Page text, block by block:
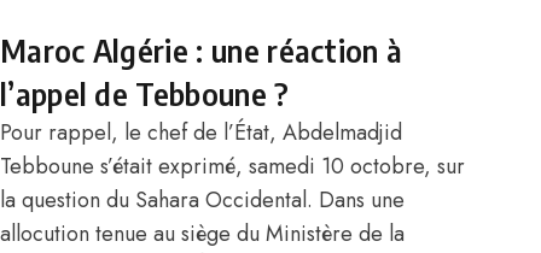
Maroc Algérie : une réaction à
l’appel de Tebboune ?
Pour rappel, le chef de l’État, Abdelmadjid
Tebboune s’était exprimé, samedi 10 octobre, sur
la question du Sahara Occidental. Dans une
allocution tenue au siège du Ministère de la